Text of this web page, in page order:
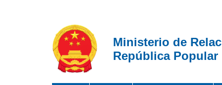
Ministerio de
República Popular